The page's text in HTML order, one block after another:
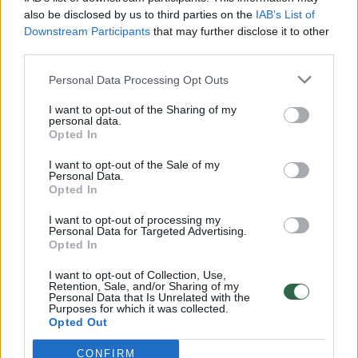
also be disclosed by us to third parties on the IAB’s List of
Downstream Participants that may further disclose it to other
Personal Data Processing Opt Outs
I want to opt-out of the Sharing of my
personal data.
Opted In
I want to opt-out of the Sale of my
Personal Data.
Opted In
I want to opt-out of processing my
Personal Data for Targeted Advertising.
Opted In
I want to opt-out of Collection, Use,
Retention, Sale, and/or Sharing of my
Personal Data that Is Unrelated with the
Purposes for which it was collected.
Opted Out
CONFIRM
vaikus: jiems kilusi grėsmė
Žinios | Lietuvos diena
00:00:30
Vaizdai iš tragiškos avarijos Vilniaus r.: dviejų moterų ir
vaiko gyvybių išgelbėti nepavyko
Žinios | Lietuvos diena
00:00:59
Nufilmavo, kaip patvino Vilniaus Vakarinis aplinkkelis:
Žinios | Lietuvos diena
„Pagarba pirmajai premjerei“: pasidalijo jautriais
prisiminimais apie Kazimierą Prunskienę
Žinios